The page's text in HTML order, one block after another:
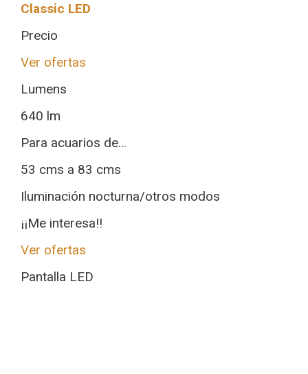
Classic LED
Precio
Ver ofertas
Lumens
640 lm
Para acuarios de...
53 cms a 83 cms
Iluminación nocturna/otros modos
¡¡Me interesa!!
Ver ofertas
Pantalla LED